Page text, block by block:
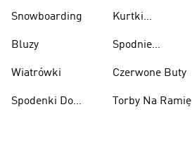
Snowboarding
Bluzy
Wiatrówki
Spodenki Do
Kurtki
Spodnie
Czerwone Buty
Torby Na Ramię